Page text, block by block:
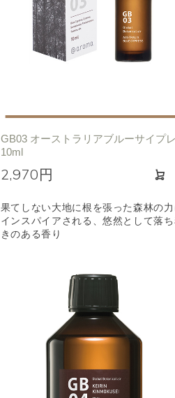
GB03 オーストラリアブルーサイプ
10ml
2,970円
果てしない大地に根を張った森林の
インスパイアされる、悠然として落
きのある香り